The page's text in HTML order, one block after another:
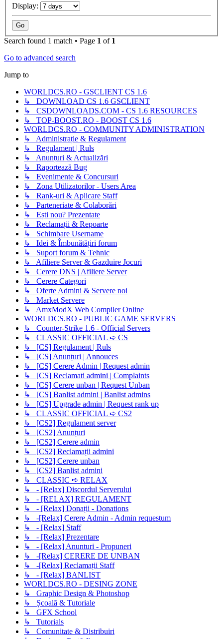
Display:
Search found 1 match • Page 1 of 1
Go to advanced search
Jump to
WORLDCS.RO - GSCLIENT CS 1.6
↳ DOWNLOAD CS 1.6 GSCLIENT
↳ CSDOWNLOADS.COM - CS 1.6 RESOURCES
↳ TOP-BOOST.RO - BOOST CS 1.6
WORLDCS.RO - COMMUNITY ADMINISTRATION
↳ Administrație & Regulament
↳ Regulament | Ruls
↳ Anunțuri & Actualizări
↳ Raportează Bug
↳ Evenimente & Concursuri
↳ Zona Utilizatorilor - Users Area
↳ Rank-uri & Aplicare Staff
↳ Parteneriate & Colaborări
↳ Ești nou? Prezentate
↳ Reclamații & Repoarte
↳ Schimbare Username
↳ Idei & Îmbunătățiri forum
↳ Suport forum & Tehnic
↳ Afiliere Server & Gazduire Jocuri
↳ Cerere DNS | Afiliere Server
↳ Cerere Categori
↳ Oferte Admini & Servere noi
↳ Market Servere
↳ AmxModX Web Compiler Online
WORLDCS.RO - PUBLIC GAME SERVERS
↳ Counter-Strike 1.6 - Official Servers
↳ CLASSIC OFFICIAL ➪ CS
↳ [CS] Regulament | Ruls
↳ [CS] Anunțuri | Annouces
↳ [CS] Cerere Admin | Request admin
↳ [CS] Reclamati admini | Complaints
↳ [CS] Cerere unban | Request Unban
↳ [CS] Banlist admini | Banlist admins
↳ [CS] Upgrade admin | Request rank up
↳ CLASSIC OFFICIAL ➪ CS2
↳ [CS2] Regulament server
↳ [CS2] Anunțuri
↳ [CS2] Cerere admin
↳ [CS2] Reclamații admini
↳ [CS2] Cerere unban
↳ [CS2] Banlist admini
↳ CLASSIC ➪ RELAX
↳ - [Relax] Discordul Serverului
↳ - [RELAX] REGULAMENT
↳ - [Relax] Donații - Donations
↳ -[Relax] Cerere Admin - Admin requestum
↳ - [Relax] Staff
↳ - [Relax] Prezentare
↳ - [Relax] Anunturi - Propuneri
↳ -[Relax] CERERE DE UNBAN
↳ -[Relax] Reclamații Staff
↳ - [Relax] BANLIST
WORLDCS.RO - DESING ZONE
↳ Graphic Design & Photoshop
↳ Școală & Tutoriale
↳ GFX School
↳ Tutorials
↳ Comunitate & Distribuiri